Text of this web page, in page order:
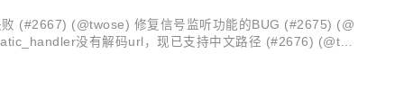
(#2667) (@twose) 修复信号监听功能的BUG (#2675) (@
没有解码url，现已支持中文路径 (#2676) (@two